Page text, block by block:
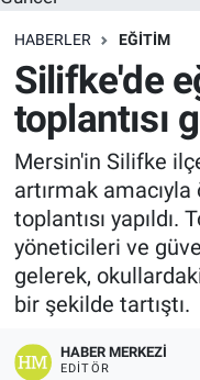
HABERLER EĞITIM
Silifke'de
toplantısı
Mersin'in Silifke
artırmak
toplantısı yapıldı.
yöneticileri ve
gelerek,
bir şekilde tartıştı.
HABER MERKEZI
EDITÖR